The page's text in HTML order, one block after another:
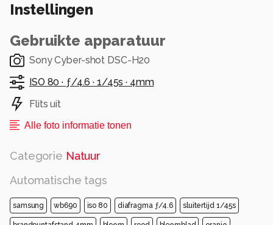
Instellingen
Gebruikte apparatuur
Sony Cyber-shot DSC-H20
ISO 80 · ƒ/4.6 · 1/45s · 4mm
Flits uit
Alle foto informatie tonen
Categorie Natuur
Automatische tags
samsung wb690 iso 80 diafragma ƒ/4.6 sluitertijd 1/45s